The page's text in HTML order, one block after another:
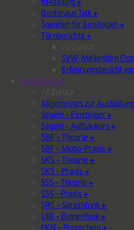
Bootshaus Talk+
Spleißen für Einsteiger+
Törnberichte+
SVW-Meilentörn
Erfahrungsbericht
Ausbildung+
Allgemeines zur Ausbildung
Segeln – Einsteiger+
Segeln – Aufbaukurs+
SBF – Theorie+
SBF – Mobo-Praxis+
SKS – Theorie+
SKS – Praxis+
SSS – Theorie+
SSS – Praxis+
SRC – Sprechfunk+
UBI – Binnenfunk+
FKN – Pyroschein+